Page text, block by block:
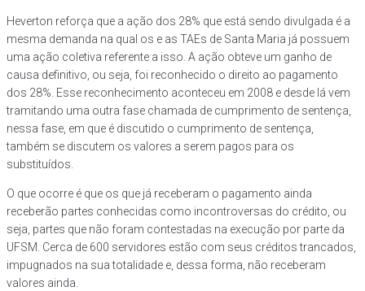
Heverton reforça que a ação dos 28% que está sendo divulgada é a
mesma demanda na qual os e as TAEs de Santa Maria já possuem
uma ação coletiva referente a isso. A ação obteve um ganho de
causa definitivo, ou seja, foi reconhecido o direito ao pagamento
dos 28%. Esse reconhecimento aconteceu em 2008 e desde lá vem
tramitando uma outra fase chamada de cumprimento de sentença,
nessa fase, em que é discutido o cumprimento de sentença,
também se discutem os valores a serem pagos para os
substituídos.
O que ocorre é que os que já receberam o pagamento ainda
receberão partes conhecidas como incontroversas do crédito, ou
seja, partes que não foram contestadas na execução por parte da
UFSM. Cerca de 600 servidores estão com seus créditos trancados,
impugnados na sua totalidade e, dessa forma, não receberam
valores ainda.